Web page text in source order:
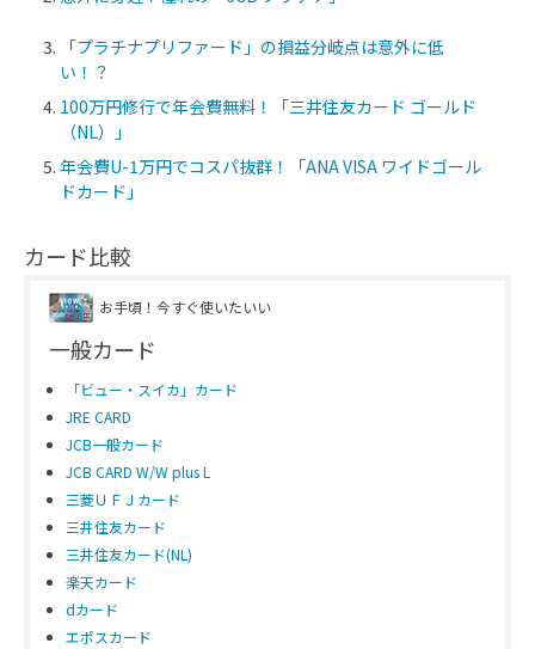
「プラチナプリファード」の損益分岐点は意外に低
い！？
100万円修行で年会費無料！「三井住友カード ゴールド
（NL）」
年会費U-1万円でコスパ抜群！「ANA VISA ワイドゴール
ドカード」
カード比較
お手頃！今すぐ使いたいい
一般カード
「ビュー・スイカ」カード
JRE CARD
JCB一般カード
JCB CARD W/W plus L
三菱ＵＦＪカード
三井住友カード
三井住友カード(NL)
楽天カード
dカード
エポスカード